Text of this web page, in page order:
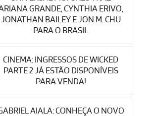
GRANDE, CYNTHIA ERIVO,
JONATHAN BAILEY E JON M. CHU
PARA O BRASIL
CINEMA: INGRESSOS DE WICKED
PARTE 2 JÁ ESTÃO DISPONÍVEIS
PARA VENDA!
AIALA: CONHEÇA O NOVO